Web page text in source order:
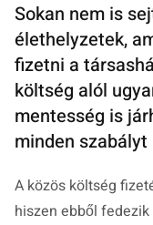
Sokan nem is
élethelyzetek,
fizetni a
költség alól
mentesség is
minden
A közös költség
hiszen ebből